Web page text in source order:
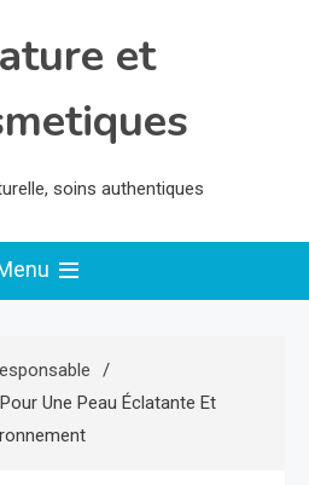
et
soins authentiques
Une Peau Éclatante Et